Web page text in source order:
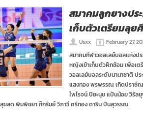
สมาคมลูกยางปร
เก็บตัวเตรียมลุย
Usxx February 27,
สมาคมกีฬาวอลเลย์บอลแห่งป
หญิงเข้าเก็บตัวฝึกซ้อม เพื่อเ
วอลเลย์บอลระดับนานาชาติ ป
แสงทอง พรพรรณ เกิดปราช์
ไพโรจน์ ปิยะนุช แป้นน้อย วิรัล
ขสด พิมพิชยา ก๊กรัมย์ วิภาวี ศรีทอง ดาริน ปิ่นสุวรรณ